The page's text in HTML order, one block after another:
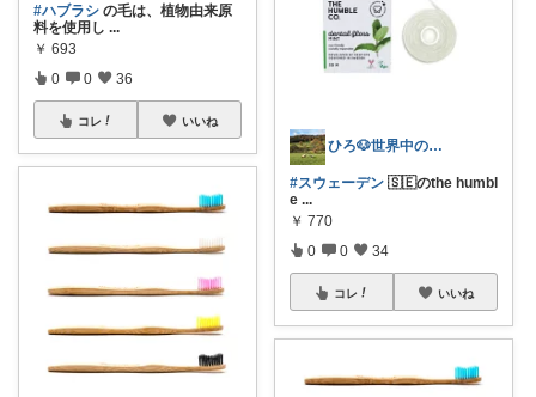
#ハブラシ の毛は、植物由来原
料を使用し ...
￥ 693
0 0 36
コレ いいね
ひろ🐶世界中のサステイナブル🌍🌱
#スウェーデン 🇸🇪のthe humbl
e ...
￥ 770
0 0 34
コレ いいね